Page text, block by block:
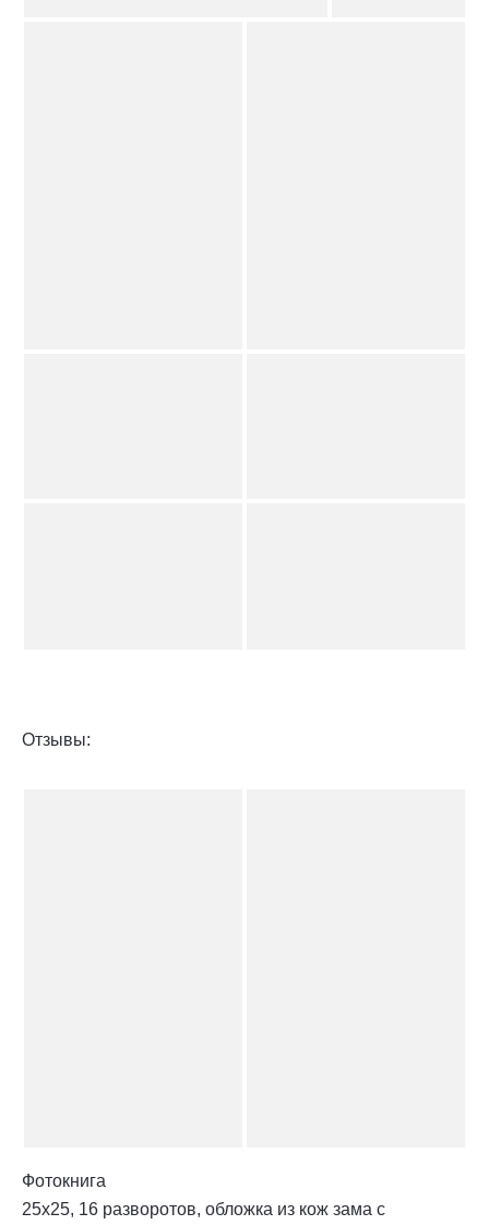
Отзывы:
Фотокнига
25х25, 16 разворотов, обложка из кож зама с